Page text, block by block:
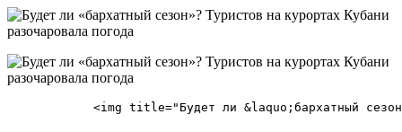
<img title="Будет ли &laquo;бархатный